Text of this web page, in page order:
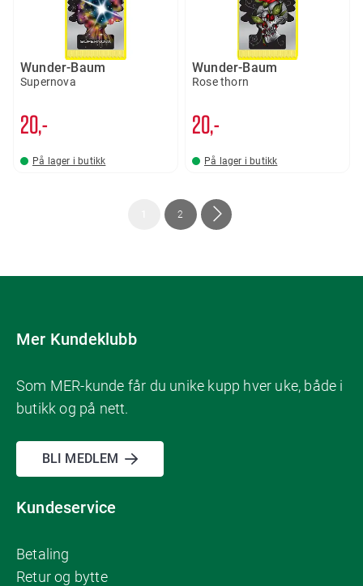
Wunder-Baum
Supernova
20,-
På lager i butikk
Wunder-Baum
Rose thorn
20,-
På lager i butikk
You're Side
2 Side
Neste
Mer Kundeklubb
Som MER-kunde får du unike kupp hver uke, både i
butikk og på nett.
BLI MEDLEM
Kundeservice
Betaling
Retur og bytte